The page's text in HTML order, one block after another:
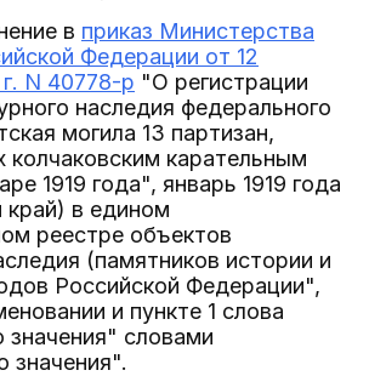
в приказ Министерства
Федерации от 12
N 40778-р "О регистрации
наследия федерального
могила 13 партизан,
колчаковским карательным
1919 года", январь 1919 года
край) в едином
реестре объектов
(памятников истории и
Российской Федерации",
и пункте 1 слова
значения" словами
значения".